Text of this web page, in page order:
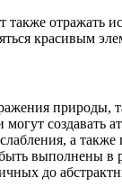
также отражать
красивым
природы,
создавать
а также
выполнены в
до